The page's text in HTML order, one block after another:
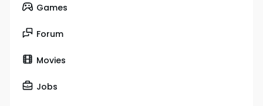
Games
Forum
Movies
Jobs